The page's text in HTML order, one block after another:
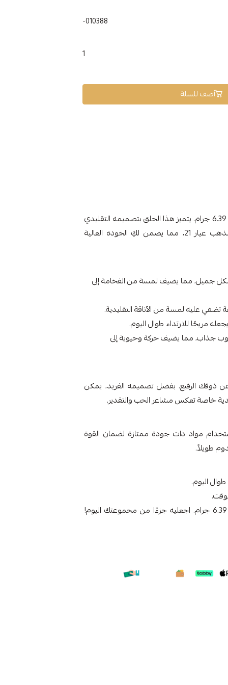
010388-
1
أضف للسلة
الوزن 6.39 جرام. يتميز هذا الحلق بتصميمه التقليدي
الرائع الذي يجمع بين الجمال والعمليّة. مصنوع من الذهب عيار 21، مما يضمن لكِ الجودة العالية
جميل، مما يضيف لمسة من الفخامة إلى
عليه لمسة من الأناقة التقليدية.
جذاب، مما يضيف حركة وحيوية إلى
الرفيع. بفضل تصميمه الفريد، يمكن
كهدية خاصة تعكس مشاعر الحب والتقدير.
مواد ذات جودة ممتازة لضمان القوة
طويلاً.
اليوم.
الوزن 6.39 جرام. اجعليه جزءًا من مجموعتك اليوم!